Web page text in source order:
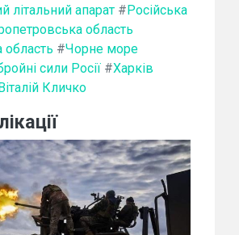
літальний апарат # Російська
область
область #Чорне море
сили Росії #Харків
Віталій Кличко